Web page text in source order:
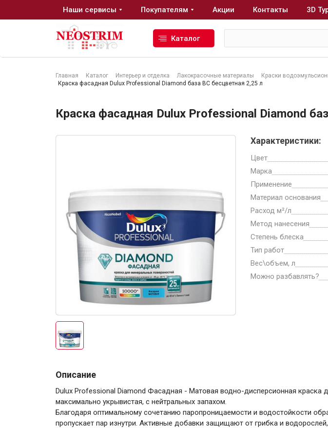
Главная Каталог Интерьер и отделка Лакокрасочные материалы Краски
Краска фасадная Dulux Professional Diamond база BC бесцветная 2,25 л
Краска фасадная Dulux Professional Diamond
Характеристики:
Цвет
Марка
Применение
Материал основания
Расход м²/л
Метод нанесения
Степень блеска
Тип работ
Вес\объем, л
Можно разбавлять?
Описание
Dulux Professional Diamond Фасадная - Матовая водно-дисперсионная краска
максимально укрывистая, с нейтральных запахом.
Благодаря оптимальному сочетанию паропроницаемости и водостойкости
пропускает пар изнутри. Активные добавки защищают от грибка и
Наши сервисы Покупателям Акции Контакты 3D
Каталог
Сухие строительные смеси
Гидроизоляция
Лакокрасочные
Клеи, жидкие гвозди
Обои
Ещё 5
Электро-оборудование
Малярный инструмент
Пистолеты для
Анкеры
Монтажные ленты
Канаты, шнуры
Товары для бани и
Оборудование для